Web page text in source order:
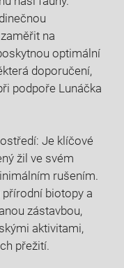
na
optimální
doporučení,
podpoře Lunáčka
Je klíčové
žil ve svém
rušením.
biotopy a
zástavbou,
aktivitami,
přežití.